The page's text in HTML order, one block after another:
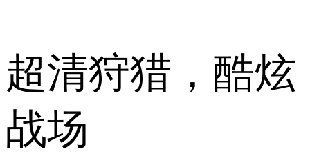
超清狩猎，酷炫
战场